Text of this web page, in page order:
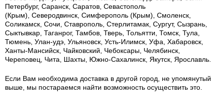
Петербург, Саранск, Саратов, Севастополь
(Крым), Северодвинск, Симферополь (Крым), Смоленск,
Соликамск, Сочи, Ставрополь, Стерлитамак, Сургут, Сызрань,
Сыктывкар, Таганрог, Тамбов, Тверь, Тольятти, Томск, Тула,
Тюмень, Улан-удэ, Ульяновск, Усть-Илимск, Уфа, Хабаровск,
Ханты-Мансийск, Чайковский, Чебоксары, Челябинск,
Череповец, Чита, Шахты, Южно-Сахалинск, Якутск, Ярославль.
Если Вам необходима доставка в другой город, не упомянутый
выше, мы постараемся найти возможность осуществить это.